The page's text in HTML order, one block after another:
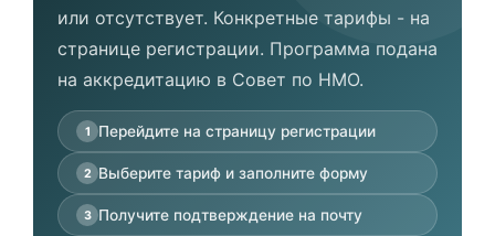
или отсутствует. Конкретные тарифы - на
странице регистрации. Программа подана
на аккредитацию в Совет по НМО.
1 Перейдите на страницу регистрации
2 Выберите тариф и заполните форму
3 Получите подтверждение на почту